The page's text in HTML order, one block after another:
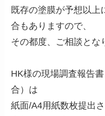
既存の塗膜が予想以上
合もありますので、
その都度、ご相談とな
HK様の現場調査報告
合）は
紙面/A4用紙数枚提出